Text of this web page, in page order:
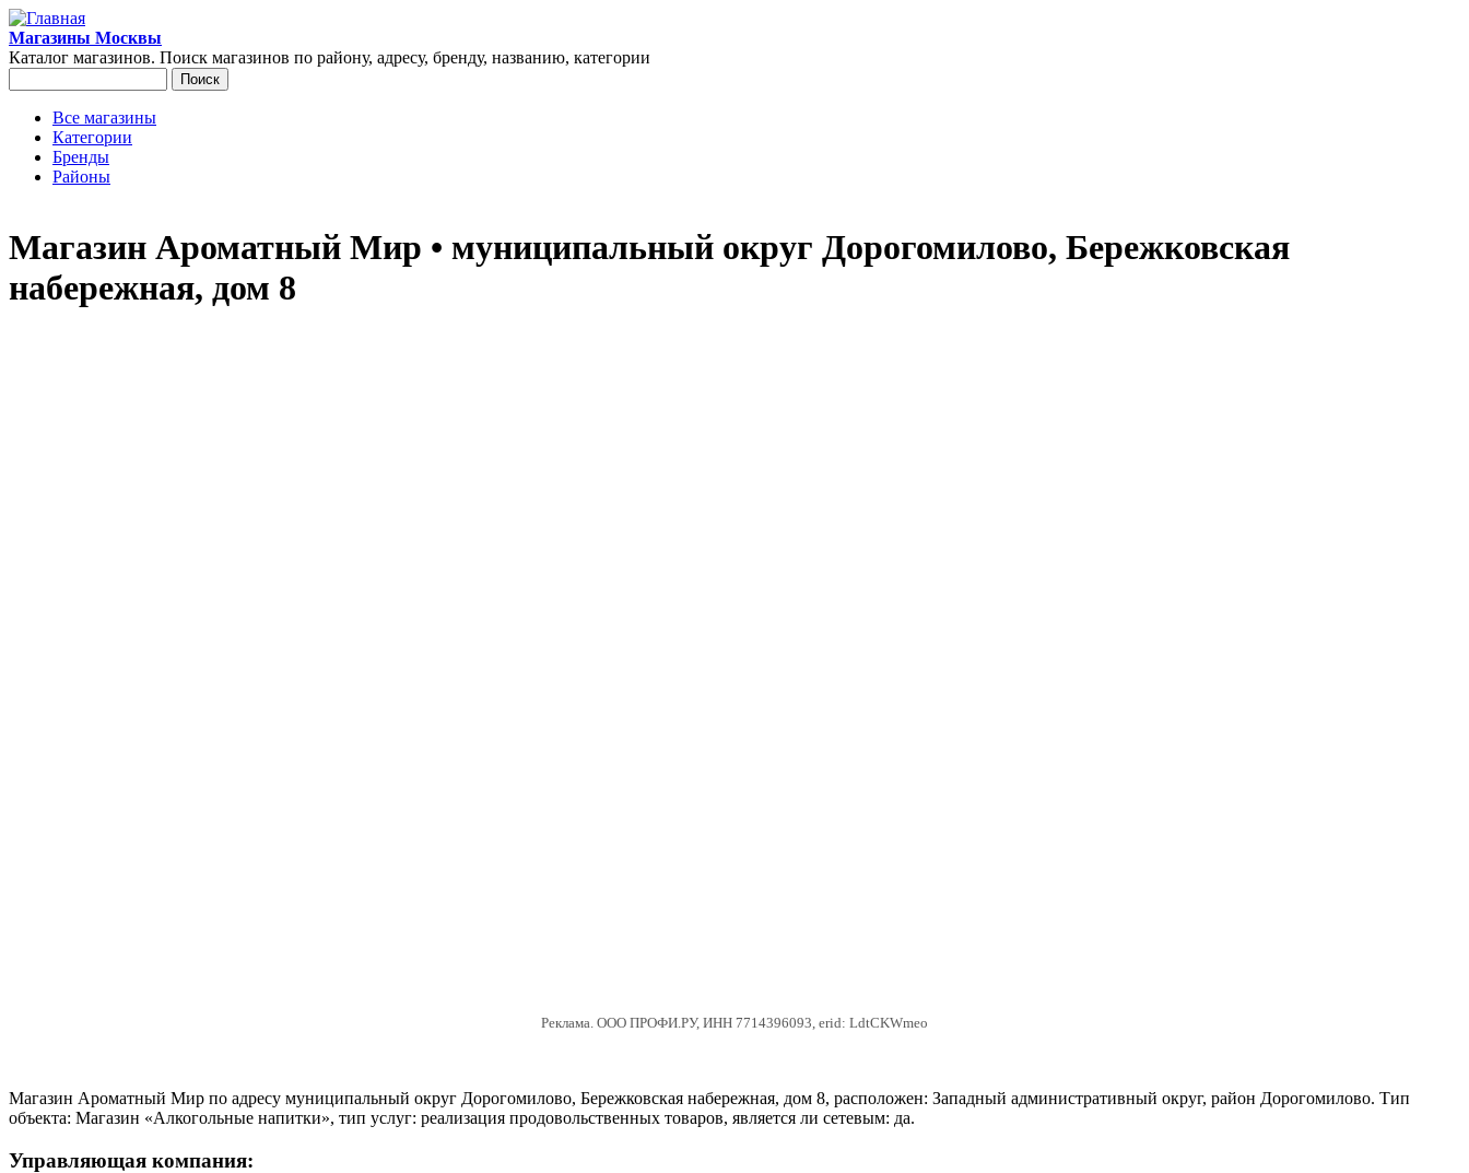
Перейти к основному содержанию
Магазины Москвы
Каталог магазинов. Поиск магазинов по району, адресу, бренду, названию, категории
Главное меню
Все магазины
Категории
Бренды
Районы
Магазин Ароматный Мир • муниципальный округ Дорогомилово, Бережковская
набережная, дом 8
Реклама. ООО ПРОФИ.РУ, ИНН 7714396093, erid: LdtCKWmeo
Магазин Ароматный Мир по адресу муниципальный округ Дорогомилово, Бережковская набережная, дом 8, расположен: Западный административный округ, район Дорогомилово. Тип
объекта: Магазин «Алкогольные напитки», тип услуг: реализация продовольственных товаров, является ли сетевым: да.
Управляющая компания: